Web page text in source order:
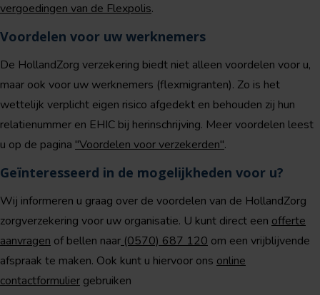
vergoedingen van de Flexpolis.
Voordelen voor uw werknemers
De HollandZorg verzekering biedt niet alleen voordelen voor u,
maar ook voor uw werknemers (flexmigranten). Zo is het
wettelijk verplicht eigen risico afgedekt en behouden zij hun
relatienummer en EHIC bij herinschrijving. Meer voordelen leest
u op de pagina "Voordelen voor verzekerden".
Geïnteresseerd in de mogelijkheden voor u?
Wij informeren u graag over de voordelen van de HollandZorg
zorgverzekering voor uw organisatie. U kunt direct een offerte
aanvragen of bellen naar (0570) 687 120 om een vrijblijvende
afspraak te maken. Ook kunt u hiervoor ons online
contactformulier gebruiken